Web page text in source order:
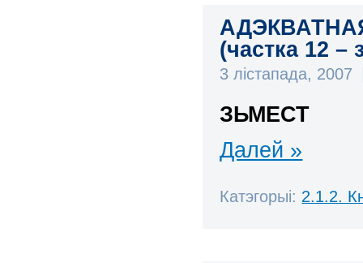
(частка 12 –
3 лістапада, 2007
ЗЬМЕСТ
Далей »
Катэгорыі: 2.1.2.